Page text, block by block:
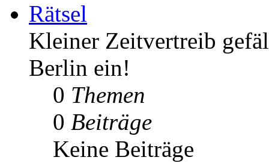
Rätsel
Kleiner Zeitvertreib
Berlin ein!
0 Themen
0 Beiträge
Keine Beiträge